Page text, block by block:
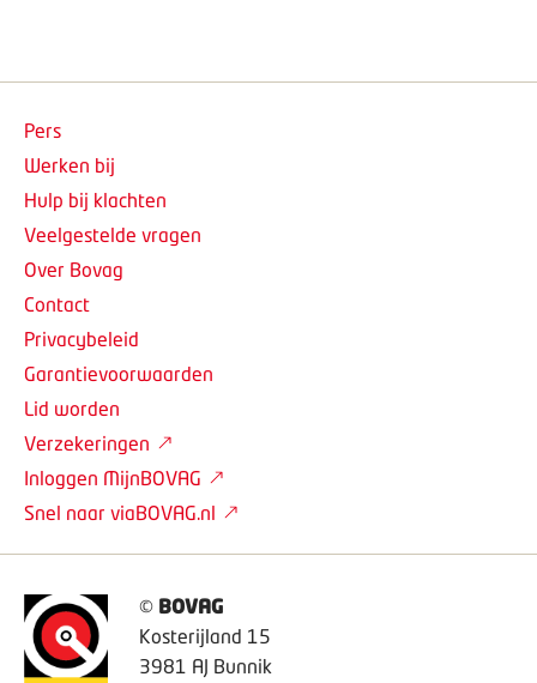
© BOVAG
Kosterijland 15
3981 AJ Bunnik
Pers
Werken bij
Hulp bij klachten
Veelgestelde vragen
Over Bovag
Contact
Privacybeleid
Garantievoorwaarden
Lid worden
Verzekeringen
Inloggen MijnBOVAG
Snel naar viaBOVAG.nl